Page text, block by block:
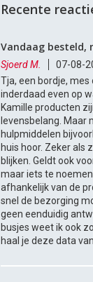
Recente
Vandaag besteld,
Sjoerd M.
07-08-
Tja, een bordje,
inderdaad even op
Kamille producten
levensbelang. Maar
hulpmiddelen
huis hoor. Zeker als
blijken. Geldt ook
maar iets te
afhankelijk van de
snel de bezorging
geen eenduidig
busjes weet ik ook
haal je deze data